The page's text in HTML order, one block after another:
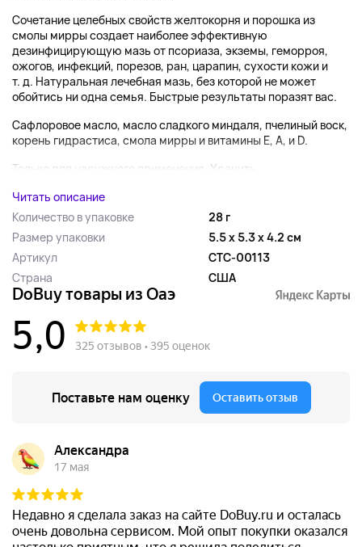
Сочетание целебных свойств желтокорня и порошка из
смолы мирры создает наиболее эффективную
дезинфицирующую мазь от псориаза, экземы, геморроя,
ожогов, инфекций, порезов, ран, царапин, сухости кожи и
т. д. Натуральная лечебная мазь, без которой не может
обойтись ни одна семья. Быстрые результаты поразят вас.
Сафлоровое масло, масло сладкого миндаля, пчелиный воск,
корень гидрастиса, смола мирры и витамины E, A, и D.
Только для наружного применения. Хранить ...
Читать описание
Количество в упаковке
28 г
Размер упаковки
5.5 x 5.3 x 4.2 см
Артикул
CTC-00113
Страна
США